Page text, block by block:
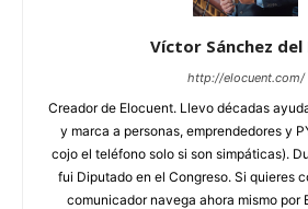
Víctor Sánchez del
http://elocuent.com/
Creador de Elocuent. Llevo décadas
y marca a personas, emprendedores y
cojo el teléfono solo si son simpáticas).
fui Diputado en el Congreso. Si quieres
comunicador navega ahora mismo por